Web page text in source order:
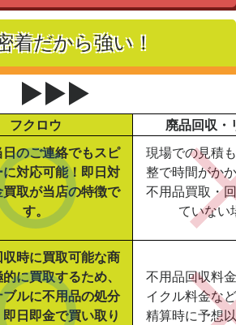
着だから強い！
▶▶▶
フクロウ 廃品回収・
のご連絡でもスピ
対応可能！即日対
取が当店の特徴で
す。
現場での見積
整で時間がか
不用品買取・
ていない
時に買取可能な商
に買取するため、
ブルに不用品の処分
日即金で買い取り
不用品回収料
イクル料金な
精算時に予想